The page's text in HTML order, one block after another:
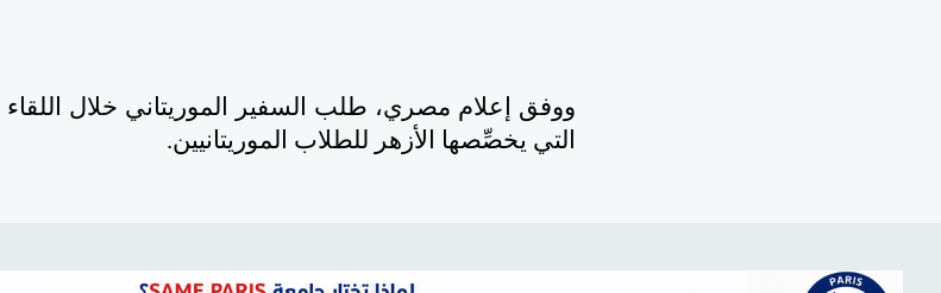
ووفق إعلام مصري، طلب السفير الموريتاني خلال اللقاء
التي يخصِّصها الأزهر للطلاب الموريتانيين.